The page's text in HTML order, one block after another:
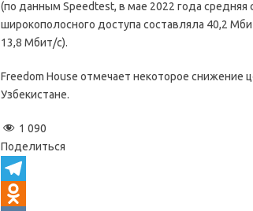
(по данным Speedtest, в мае 2022 года средняя
широкополосного доступа составляла 40,2
13,8 Мбит/с).
Freedom House отмечает некоторое
Узбекистане.
1 090
Поделиться
T